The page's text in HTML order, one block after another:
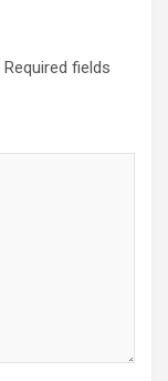
Required fields